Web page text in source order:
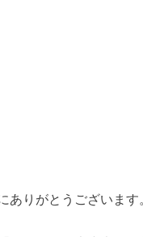
ありがとうございます